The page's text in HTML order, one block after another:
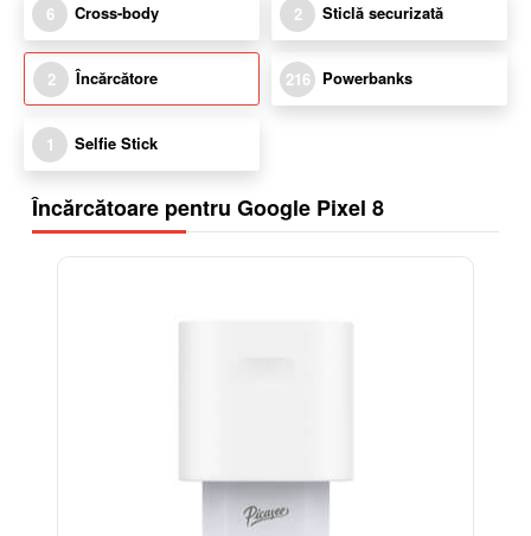
6 Cross-body 2 Sticlă securizată
2 Încărcătore 216 Powerbanks
1 Selfie Stick
Încărcătoare pentru Google Pixel 8